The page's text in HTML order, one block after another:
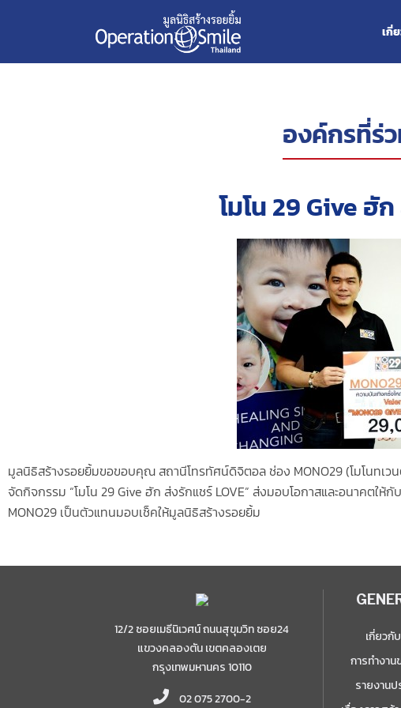
เกี่
องค์กรที่ร่
โมโน 29 Give ฮั
มูลนิธิสร้างรอยยิ้มขอขอบคุณ สถานีโทรทัศน์ดิจิตอล ช่อง MONO29 (โมโนทเ
จัดกิจกรรม “โมโน 29 Give ฮัก ส่งรักแชร์ LOVE” ส่งมอบโอกาสและอนาค
MONO29 เป็นตัวแทนมอบเช็คให้มูลนิธิสร้างรอยยิ้ม
12/2 ซอยเมธีนิเวศน์ ถนนสุขุมวิท ซอย24
แขวงคลองตัน เขตคลองเตย
กรุงเทพมหานคร 10110
02 075 2700-2
เกี่ยวกั
การทำงาน
รายงานป